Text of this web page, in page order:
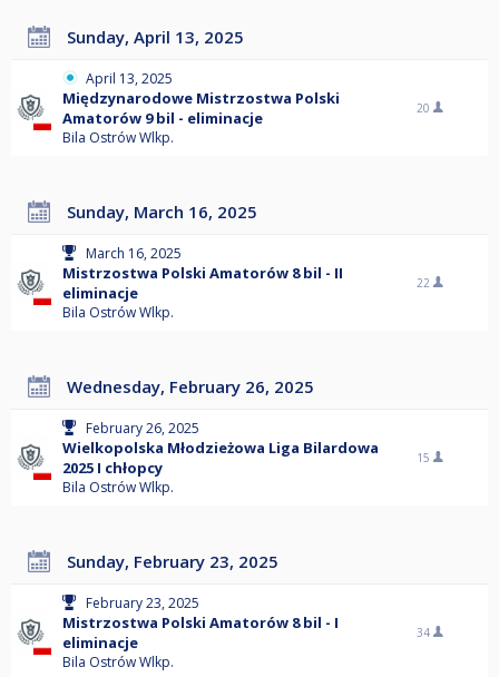
Sunday, April 13, 2025
April 13, 2025
Międzynarodowe Mistrzostwa Polski
Amatorów 9 bil - eliminacje
Bila Ostrów Wlkp.
20
Sunday, March 16, 2025
March 16, 2025
Mistrzostwa Polski Amatorów 8 bil - II
eliminacje
Bila Ostrów Wlkp.
22
Wednesday, February 26, 2025
February 26, 2025
Wielkopolska Młodzieżowa Liga Bilardowa
2025 I chłopcy
Bila Ostrów Wlkp.
15
Sunday, February 23, 2025
February 23, 2025
Mistrzostwa Polski Amatorów 8 bil - I
eliminacje
Bila Ostrów Wlkp.
34